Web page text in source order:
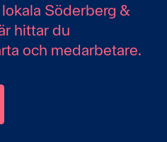
Söderberg &
hittar du
och medarbetare.